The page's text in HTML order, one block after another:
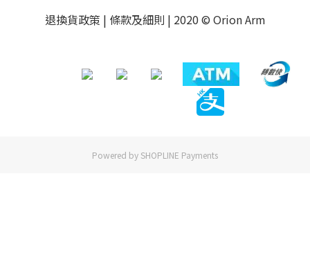
退換貨政策 | 條款及細則 | 2020 © Orion Arm
Powered by SHOPLINE Payments